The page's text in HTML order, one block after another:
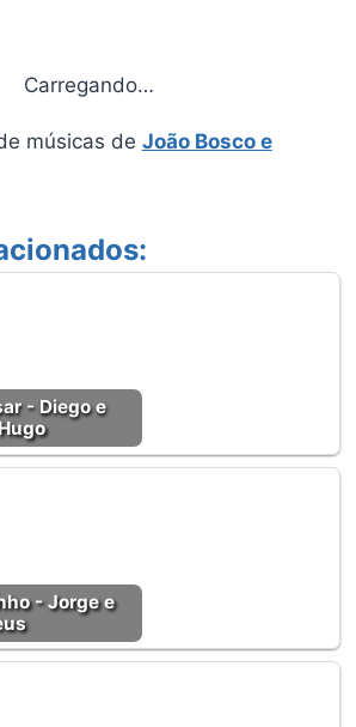
Carregando…
músicas de João Bosco e
- Diego e
- Jorge e